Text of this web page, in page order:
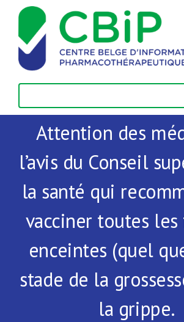
Passer
contenu
Actualités
Publications
Contact
À propos de nous
Attention des
l’avis du Conseil
la santé qui
vacciner toutes
enceintes (quel
stade de la
la grippe.